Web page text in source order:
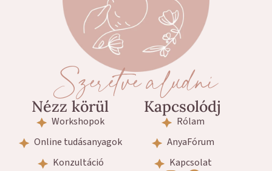
Szeretve aludni
Nézz körül
Workshopok
Online tudásanyagok
Konzultáció
Kapcsolódj
Rólam
AnyaFórum
Kapcsolat